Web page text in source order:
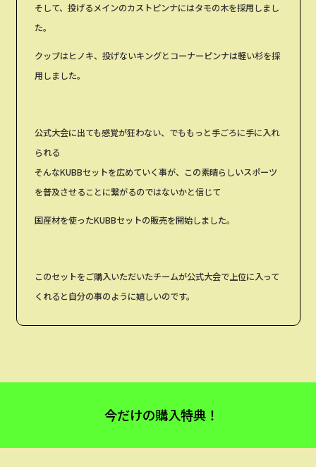
そして、投げるメインのカストピンナにはタモの木を採用しまし
た。
クッブはヒノキ、投げないキングとコーナーピンナは軽い杉を採
用しました。
公式大会に出ても感覚が狂わない、でももっと手ごろに手に入れ
られる
そんなKUBBセットを広めていく事が、この素晴らしいスポーツ
を普及させることに繋がるのではないかと信じて
国産材を使ったKUBBセットの販売を開始しました。
このセットをご購入いただいたチームが公式大会で上位に入って
くれると自分の事のように嬉しいのです。
今だけの購入特典！